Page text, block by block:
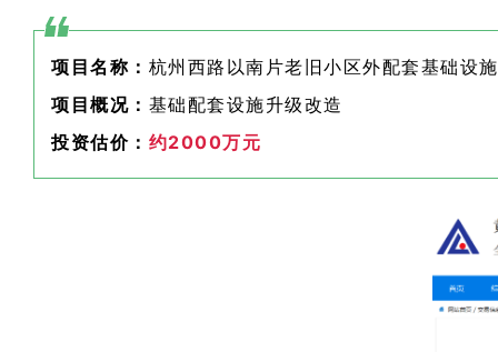
项目名称： 杭州西路以南片老旧小区外配套基础设
项目概况： 基础配套设施升级改造
投资估价： 约2000万元